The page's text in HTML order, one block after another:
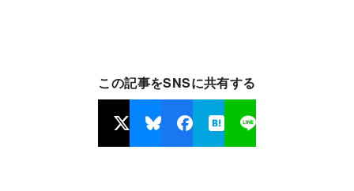
この記事をSNSに共有する